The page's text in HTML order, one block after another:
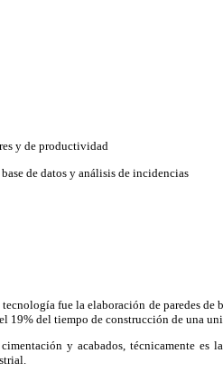
y de productividad
de datos y análisis de incidencias
fue la elaboración de paredes de
del tiempo de construcción de una
y acabados, técnicamente es